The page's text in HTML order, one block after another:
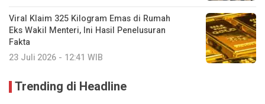
Viral Klaim 325 Kilogram Emas di Rumah
Eks Wakil Menteri, Ini Hasil Penelusuran
Fakta
23 Juli 2026 - 12:41 WIB
Trending di Headline